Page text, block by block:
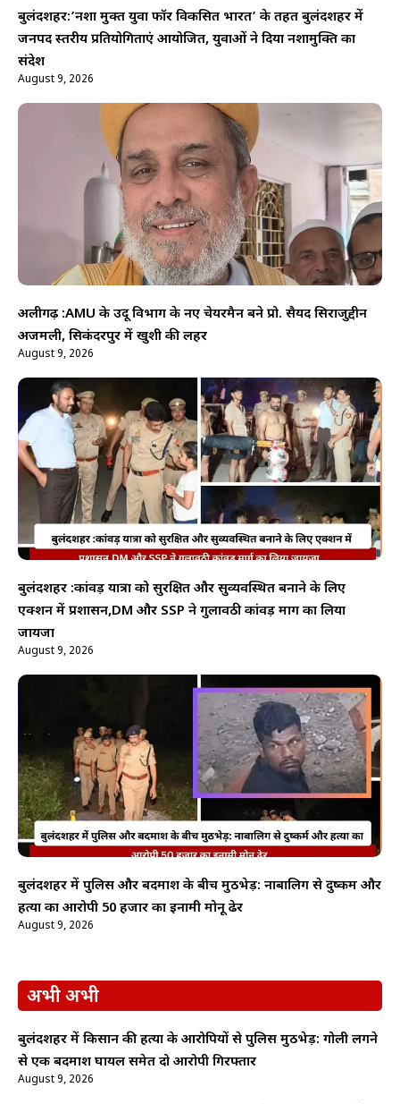
बुलंदशहर:’नशा मुक्त युवा फॉर विकसित भारत’ के तहत बुलंदशहर में
जनपद स्तरीय प्रतियोगिताएं आयोजित, युवाओं ने दिया नशामुक्ति का
संदेश
August 9, 2026
अलीगढ़ :AMU के उर्दू विभाग के नए चेयरमैन बने प्रो. सैयद सिराजुद्दीन
अजमली, सिकंदरपुर में खुशी की लहर
August 9, 2026
बुलंदशहर :कांवड़ यात्रा को सुरक्षित और सुव्यवस्थित बनाने के लिए
एक्शन में प्रशासन,DM और SSP ने गुलावठी कांवड़ मार्ग का लिया
जायजा
August 9, 2026
बुलंदशहर में पुलिस और बदमाश के बीच मुठभेड़: नाबालिग से दुष्कर्म और
हत्या का आरोपी 50 हजार का इनामी मोनू ढेर
August 9, 2026
अभी अभी
बुलंदशहर में किसान की हत्या के आरोपियों से पुलिस मुठभेड़: गोली लगने
से एक बदमाश घायल समेत दो आरोपी गिरफ्तार
August 9, 2026